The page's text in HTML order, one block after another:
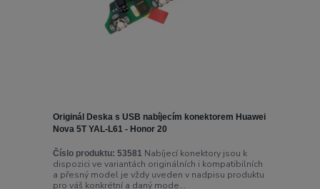
Originál Deska s USB nabíjecím konektorem Huawei
Nova 5T YAL-L61 - Honor 20
Číslo produktu: 53581Nabíjecí konektory jsou k
dispozici ve variantách originálních i kompatibilních
a přesný model je vždy uveden v nadpisu produktu
pro váš konkrétní a daný mode...